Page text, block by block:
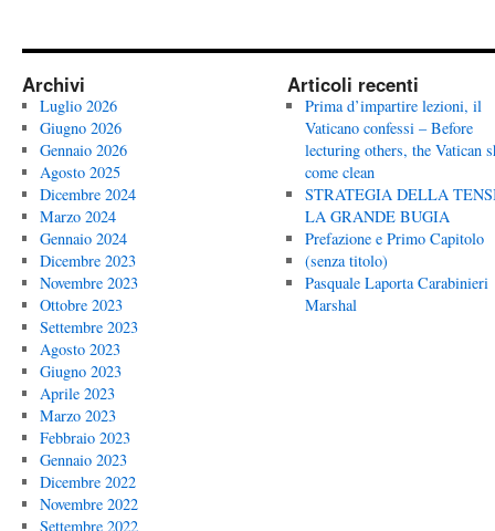
Archivi
Luglio 2026
Giugno 2026
Gennaio 2026
Agosto 2025
Dicembre 2024
Marzo 2024
Gennaio 2024
Dicembre 2023
Novembre 2023
Ottobre 2023
Settembre 2023
Agosto 2023
Giugno 2023
Aprile 2023
Marzo 2023
Febbraio 2023
Gennaio 2023
Dicembre 2022
Novembre 2022
Settembre 2022
Articoli recenti
Prima d’impartire lezioni, il
Vaticano confessi – Before
lecturing others, the Vatican
come clean
STRATEGIA DELLA
LA GRANDE BUGIA
Prefazione e Primo Capitolo
(senza titolo)
Pasquale Laporta Carabinieri
Marshal